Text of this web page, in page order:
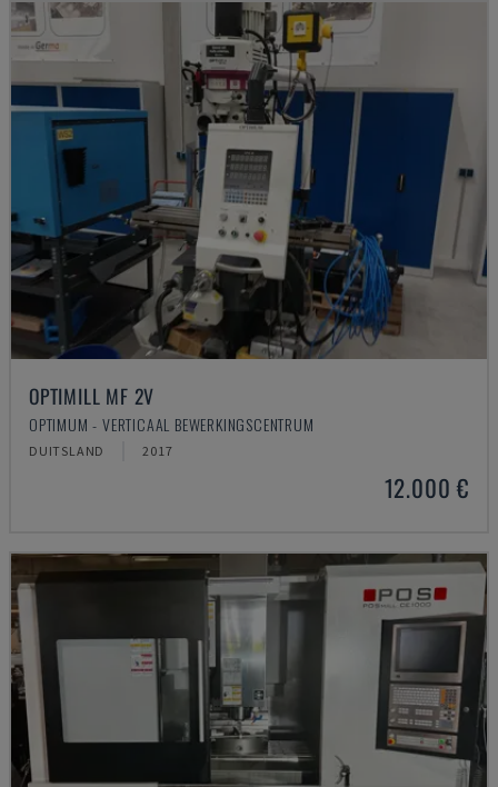
OPTIMILL MF 2V
OPTIMUM - VERTICAAL BEWERKINGSCENTRUM
DUITSLAND 2017
12.000 €